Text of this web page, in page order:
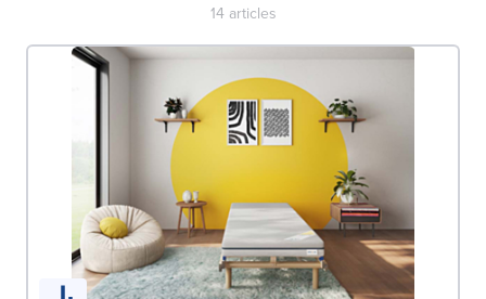
les matériaux, les niveaux de maintien et les formats
pour choisir le matelas qui correspond parfaitement à
vos besoins.
14articles